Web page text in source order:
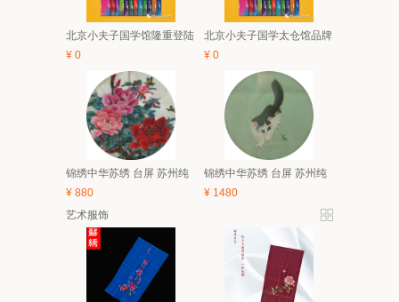
北京小夫子国学馆隆重登陆
活动开始啦！
¥ 0
北京小夫子国学太仓馆品牌
营简介
¥ 0
锦绣中华苏绣 台屏 苏州纯
装饰画 礼品
¥ 880
锦绣中华苏绣 台屏 苏州纯
装饰画 礼品
¥ 1480
艺术服饰